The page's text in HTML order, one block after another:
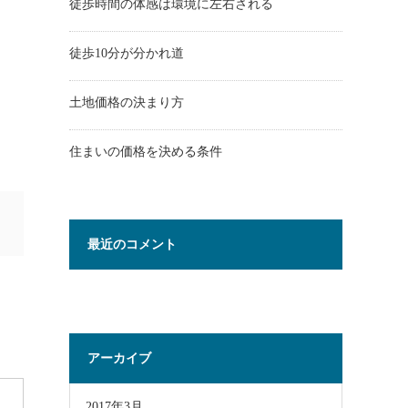
徒歩時間の体感は環境に左右される
徒歩10分が分かれ道
土地価格の決まり方
住まいの価格を決める条件
最近のコメント
アーカイブ